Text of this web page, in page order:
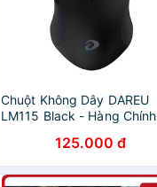
Chuột Không Dây DAREU
LM115 Black - Hàng Chính
125.000 đ